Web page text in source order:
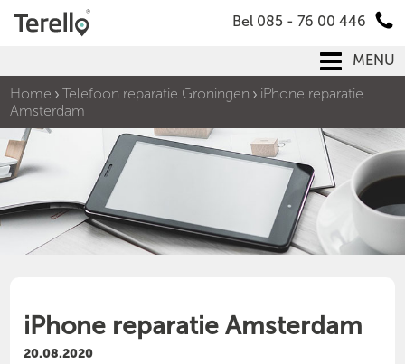
Bel 085 - 76 00 446
MENU
Home
Telefoon reparatie Groningen
iPhone reparatie
Amsterdam
iPhone reparatie Amsterdam
20.08.2020